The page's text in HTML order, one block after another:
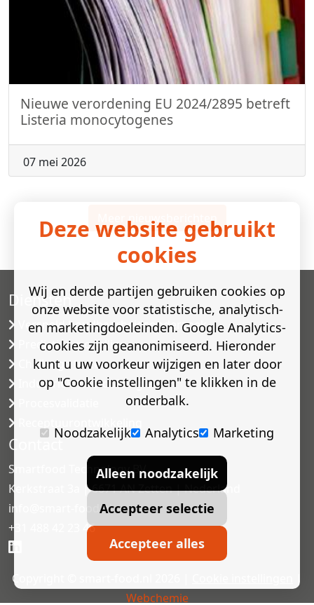
Nieuwe verordening EU 2024/2895 betreft
Listeria monocytogenes
07 mei 2026
Meer nieuwsberichten
Diensten
Versneld houdbaarheidsonderzoek
Predictive modelling
Challenge testen
Industriële microbiologie
Contact
Smartfood Technology BV
Kerkstraat 3a | 6671 AN Zetten | Nederland
info@smart-food.nl
+31 488 42 23 46
Copyright © smart-food.nl 2026 |
Webchemie
Deze website gebruikt
cookies
Wij en derde partijen gebruiken cookies op
onze website voor statistische, analytisch-
en marketingdoeleinden. Google Analytics-
cookies zijn geanonimiseerd. Hieronder
kunt u uw voorkeur wijzigen en later door
op "Cookie instellingen" te klikken in de
onderbalk.
Noodzakelijk
Analytics Marketing
Alleen noodzakelijk
Accepteer selectie
Accepteer alles